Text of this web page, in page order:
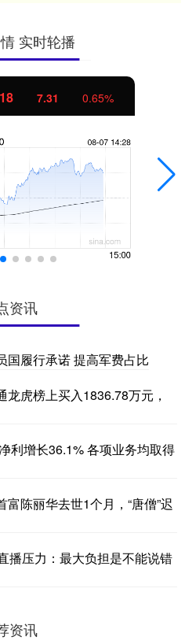
实时轮播
7.30 0.65%
资讯
国履行承诺 提高军费占比
虎榜上买入1836.78万元，
利增长36.1% 各项业务均取得
陈丽华去世1个月，“唐僧”迟
播压力：最大负担是不能说错
资讯